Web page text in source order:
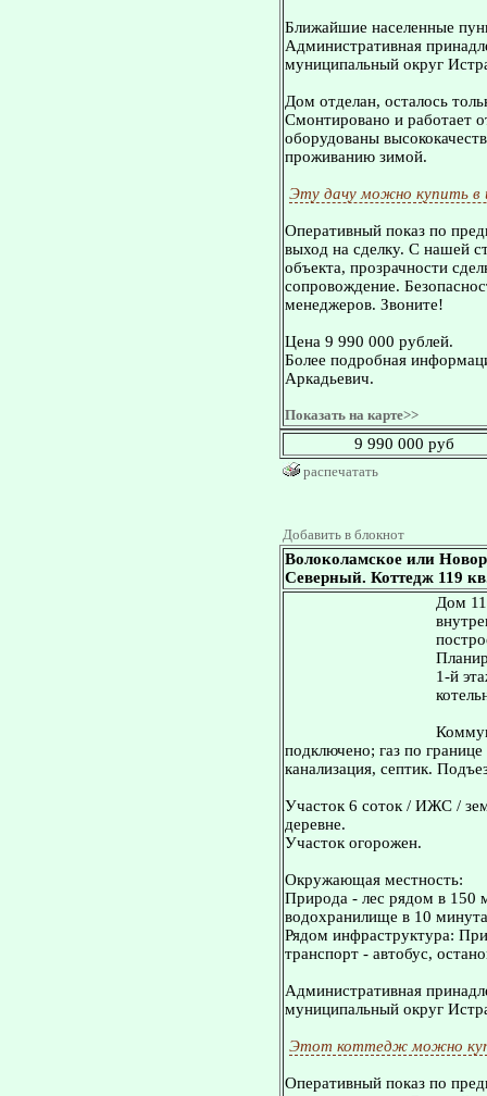
Ближайшие населенные
Административная
муниципальный округ
Дом отделан, осталось
Смонтировано и работает
оборудованы
проживанию зимой.
Эту дачу можно купить в
Оперативный показ по
выход на сделку. С нашей
объекта, прозрачности
сопровождение.
менеджеров. Звоните!
Цена 9 990 000 рублей.
Более подробная
Аркадьевич.
Показать на карте>>
9 990 000 руб
распечатать
Добавить в блокнот
Волоколамское или
Северный. Коттедж 119
Дом
1-й
подключено; газ по
канализация, септик.
Участок 6 соток / ИЖС /
деревне.
Участок огорожен.
Окружающая местность:
Природа - лес рядом в 150
водохранилище в 10
Рядом инфраструктура:
транспорт - автобус,
Административная
муниципальный округ
Этот коттедж можно
Оперативный показ по